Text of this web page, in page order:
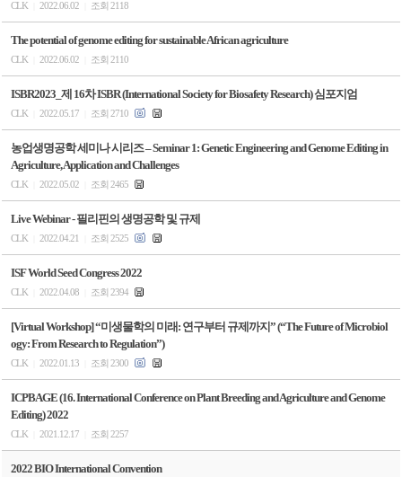
CLK 2022.06.02 조회 2118
The potential of genome editing for sustainable African agriculture
CLK 2022.06.02 조회 2110
ISBR2023_제 16차 ISBR (International Society for Biosafety Research) 심포지엄
CLK 2022.05.17 조회 2710
농업생명공학 세미나 시리즈 – Seminar 1: Genetic Engineering and Genome Editing in
Agriculture, Application and Challenges
CLK 2022.05.02 조회 2465
Live Webinar - 필리핀의 생명공학 및 규제
CLK 2022.04.21 조회 2525
ISF World Seed Congress 2022
CLK 2022.04.08 조회 2394
[Virtual Workshop] “미생물학의 미래: 연구부터 규제까지” (“The Future of Microbiol
ogy: From Research to Regulation”)
CLK 2022.01.13 조회 2300
ICPBAGE (16. International Conference on Plant Breeding and Agriculture and Genome
Editing) 2022
CLK 2021.12.17 조회 2257
2022 BIO International Convention